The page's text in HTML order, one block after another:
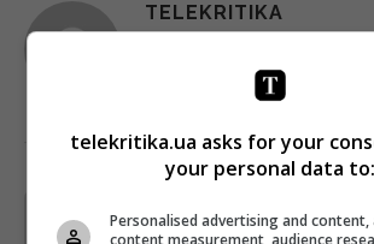
TELEKRITIKA
Щотижневий лист з
telekritika.ua asks for your
your personal data to:
Personalised advertising and
content measurement, audience